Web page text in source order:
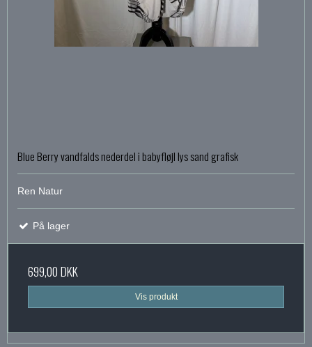
Blue Berry vandfalds nederdel i babyfløjl lys sand grafisk
Ren Natur
På lager
699,00 DKK
Vis produkt